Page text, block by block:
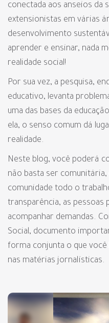
conectada aos anseios da
extensionistas em várias
desenvolvimento
aprender e ensinar, nada
realidade social!
Por sua vez, a pesquisa,
educativo, levanta
uma das bases da
ela, o senso comum dá
realidade.
Neste blog, você poderá
não basta ser
comunidade todo o
transparência, as
acompanhar demandas.
Social, documento
forma conjunta o que
nas matérias jornalísticas.